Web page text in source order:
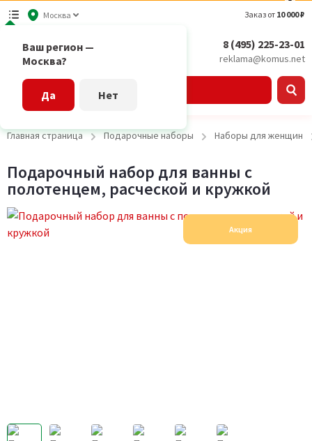
Москва
Ваш регион —
Москва?
Да Нет
Заказ от 10 000 ₽
8 (495) 225-23-01
reklama@komus.net
Главная страница Подарочные наборы Наборы для женщин
Подарочный набор для ванны с
полотенцем, расческой и кружкой
Акция